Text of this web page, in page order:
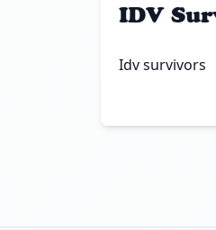
IDV
Idv survivors